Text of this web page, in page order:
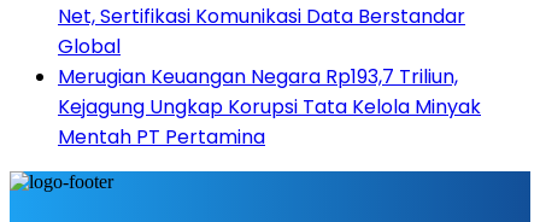
Net, Sertifikasi Komunikasi Data Berstandar
Global
Merugian Keuangan Negara Rp193,7 Triliun,
Kejagung Ungkap Korupsi Tata Kelola Minyak
Mentah PT Pertamina